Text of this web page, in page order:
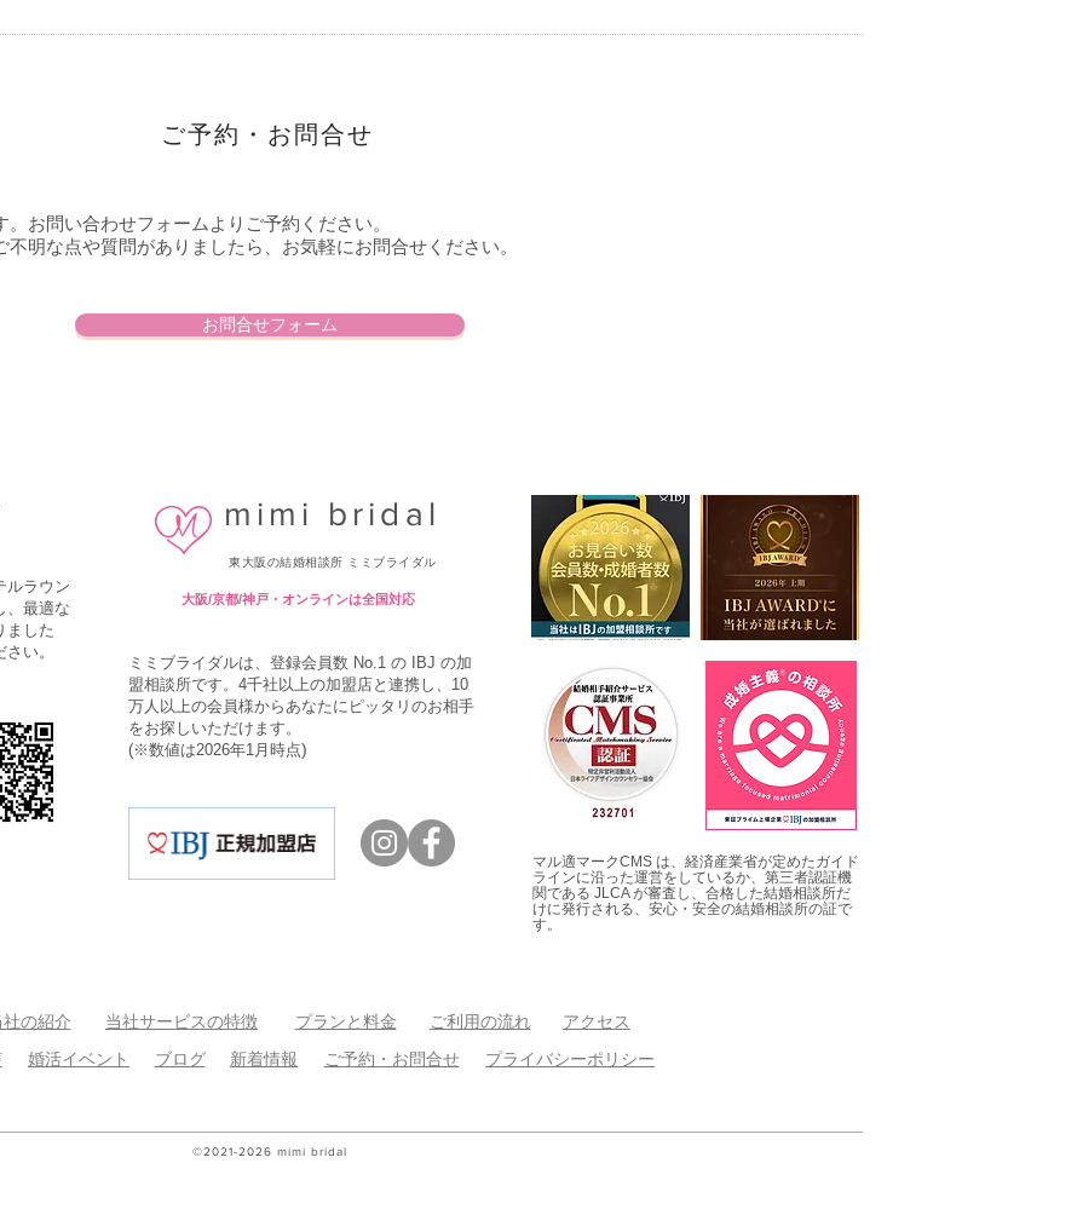
ご予約・お問合せ
お問い合わせフォームよりご予約ください。
不明な点や質問がありましたら、お気軽にお問合せください。
お問合せフォーム
ルラウン
、最適な
ました
い。
mimi bridal
東大阪の結婚相談所 ミミブライダル
大阪/京都/神戸・オンラインは全国対応
ミミブライダルは、登録会員数 No.1 の IBJ の加
盟相談所です。4千社以上の加盟店と連携し、10
万人以上の会員様からあなたにピッタリのお相手
をお探しいただけます。
(※数値は2026年1月時点)
マル適マークCMS は、経済産業省が定めたガイド
ラインに沿った運営をしているか、第三者認証機
関である JLCA が審査し、合格した結婚相談所だ
けに発行される、安心・安全の結婚相談所の証で
す。
社の紹介 当社サービスの特徴 プランと料金 ご利用の流れ
アクセス
婚活イベント ブログ 新着情報 ご予約・お問合せ プライバシーポリシー
©2021-2026 mimi bridal